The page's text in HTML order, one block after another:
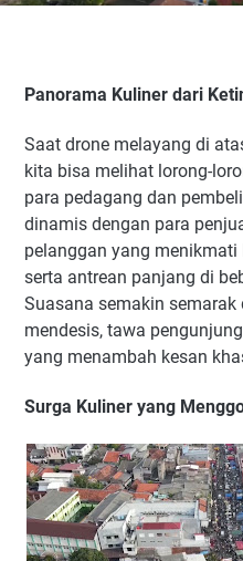
Panorama Kuliner dari
Saat drone melayang di
kita bisa melihat lorong-
para pedagang dan
dinamis dengan para
pelanggan yang
serta antrean panjang di
Suasana semakin
mendesis, tawa
yang menambah kesan
Surga Kuliner yang